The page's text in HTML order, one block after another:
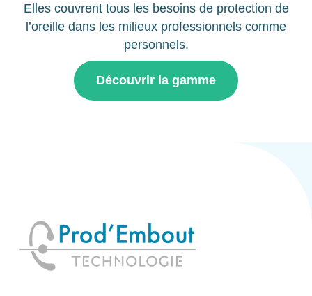
Elles couvrent tous les besoins de protection de
l’oreille dans les milieux professionnels comme
personnels.
Découvrir la gamme